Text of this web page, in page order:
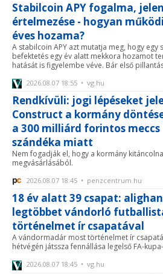
Stabilcoin APY fogalma,
értelmezése - hogyan
éves hozama?
A stabilcoin APY azt mutatja meg, hogy
befektetés egy év alatt mekkora hozamot
hatását is figyelembe véve. Bár első
2026.08.07 18:55 • vg.hu
Rendkívüli: jogi lépéseket
Construct a kormány
a 300 milliárd forintos
szándéka miatt
Nem fogadják el, hogy a kormány
megvásárlásából.
2026.08.07 18:45 • penzcentrum.hu
18 év alatt 39 csapat:
legtöbbet vándorló
történelmet ír csapatával
A vándormadár most történelmet ír
hétvégén játssza fennállása legelső FA-
2026.08.07 18:45 • vg.hu